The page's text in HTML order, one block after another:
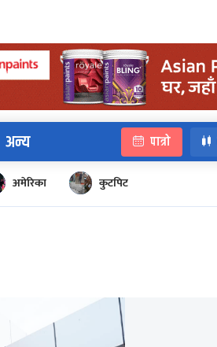
अन्य पात्रो
अमेरिका कुटपिट